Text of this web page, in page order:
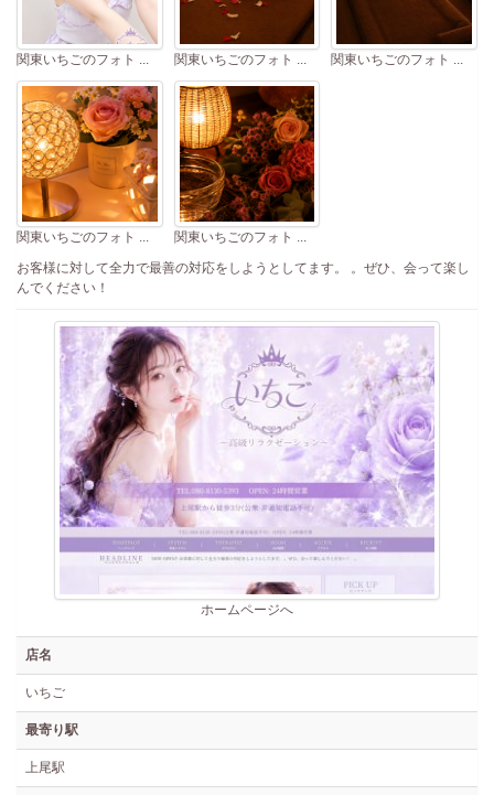
関東いちごのフォト ... 関東いちごのフォト ... 関東いちごのフォト ...
関東いちごのフォト ...
関東いちごのフォト ...
お客様に対して全力で最善の対応をしようとしてます。 。ぜひ、会って楽し
んでください！
ホームページへ
店名
いちご
最寄り駅
上尾駅